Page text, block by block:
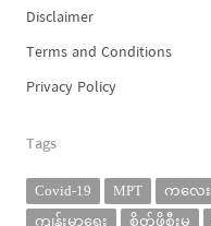
Disclaimer
Terms and Conditions
Privacy Policy
Tags
Covid-19 MPT ကလေး
ကျန်းမာရေး
စိတ်ဖိစီးမှု